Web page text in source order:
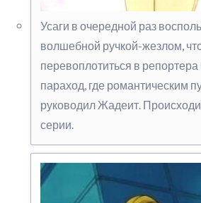
Усаги в очередной раз
волшебной ручкой-жезлом,
перевоплотиться в репортера
параход, где романтическим
руководил Жадеит.
серии.